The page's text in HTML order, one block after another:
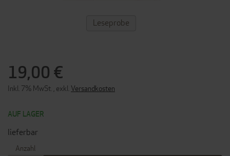
19,00 €
Inkl. 7% MwSt. exkl. Versandkosten
AUF LAGER
lieferbar
Anzahl
ZUM
ANFANG
Leseprobe